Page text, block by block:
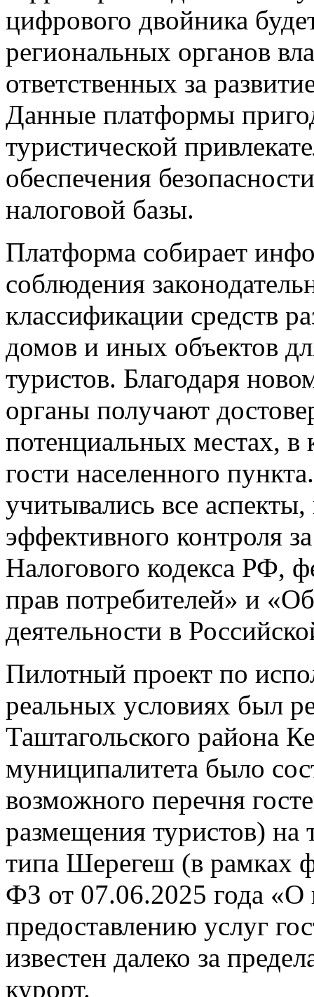
цифрового двойника
региональных органов
ответственных за
Данные платформы
туристической
обеспечения
налоговой базы.
Платформа собирает
соблюдения
классификации средств
домов и иных объектов
туристов. Благодаря
органы получают
потенциальных местах, в
гости населенного
учитывались все
эффективного контроля
Налогового кодекса РФ,
прав потребителей» и
деятельности в
Пилотный проект по
реальных условиях был
Таштагольского района
муниципалитета было
возможного перечня
размещения туристов) на
типа Шерегеш (в рамках
ФЗ от 07.06.2025 года «О
предоставлению услуг
известен далеко за
курорт.